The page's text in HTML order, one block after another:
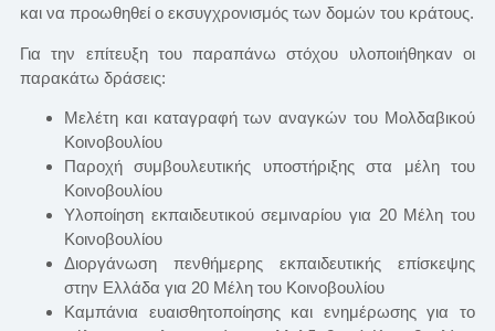
και να προωθηθεί ο εκσυγχρονισμός των δομών του κράτους.
Για την επίτευξη του παραπάνω στόχου υλοποιήθηκαν οι
παρακάτω δράσεις:
Μελέτη και καταγραφή των αναγκών του Μολδαβικού
Κοινοβουλίου
Παροχή συμβουλευτικής υποστήριξης στα μέλη του
Κοινοβουλίου
Υλοποίηση εκπαιδευτικού σεμιναρίου για 20 Μέλη του
Κοινοβουλίου
Διοργάνωση πενθήμερης εκπαιδευτικής επίσκεψης
στην Ελλάδα για 20 Μέλη του Κοινοβουλίου
Καμπάνια ευαισθητοποίησης και ενημέρωσης για το